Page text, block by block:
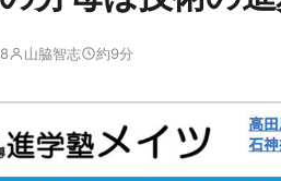
山脇智志 約9分